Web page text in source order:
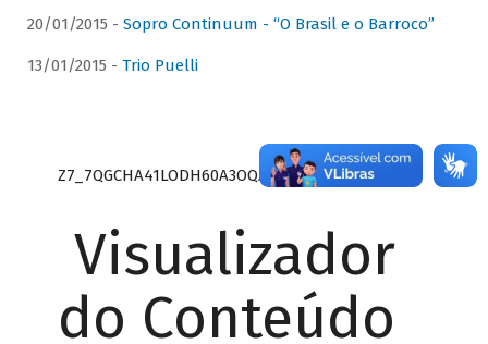
20/01/2015 - Sopro Continuum - “O Brasil e o Barroco”
13/01/2015 - Trio Puelli
Z7_7QGCHA41LODH60A3OQA8RN1415
Visualizador
do Conteúdo